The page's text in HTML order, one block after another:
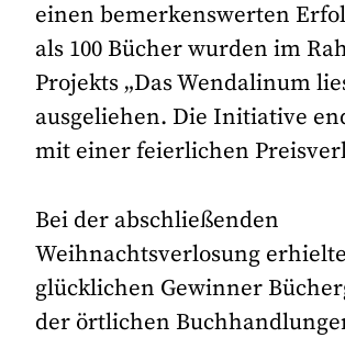
einen bemerkenswerten
als 100 Bücher wurden im
Projekts „Das Wendalinum
ausgeliehen. Die Initiative
mit einer feierlichen
Bei der abschließenden
Weihnachtsverlosung
glücklichen Gewinner
der örtlichen